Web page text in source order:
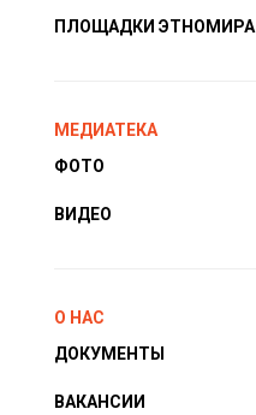
ПЛОЩАДКИ ЭТНОМИРА
МЕДИАТЕКА
ФОТО
ВИДЕО
О НАС
ДОКУМЕНТЫ
ВАКАНСИИ